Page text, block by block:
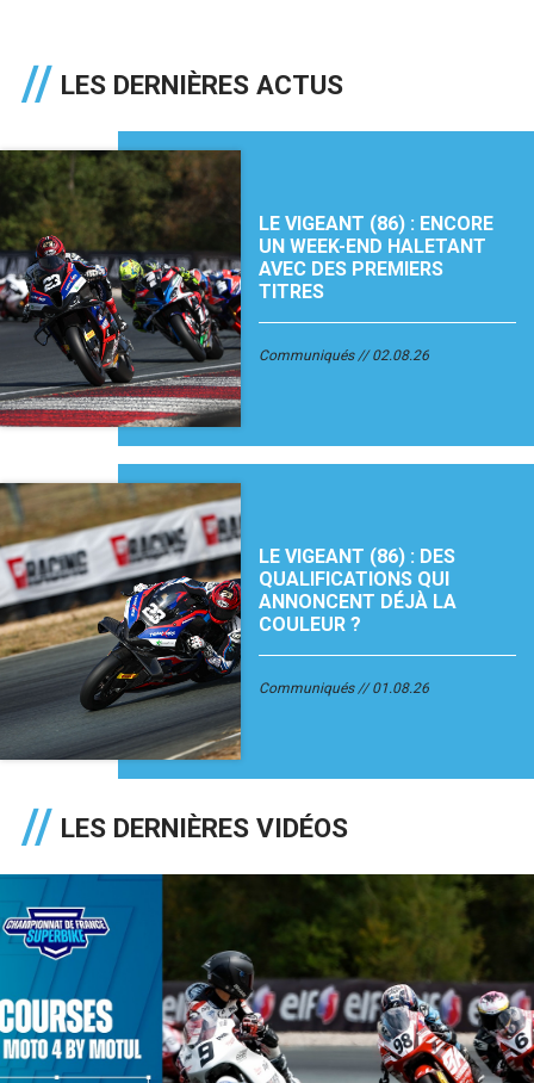
LES DERNIÈRES ACTUS
LE VIGEANT (86) : ENCORE
UN WEEK-END HALETANT
AVEC DES PREMIERS
TITRES
Communiqués 02.08.26
LE VIGEANT (86) : DES
QUALIFICATIONS QUI
ANNONCENT DÉJÀ LA
COULEUR ?
Communiqués 01.08.26
LES DERNIÈRES VIDÉOS